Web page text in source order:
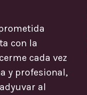
con la
cada vez
y profesional,
al